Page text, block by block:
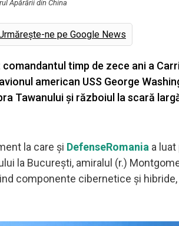
Apărării din China
ne pe Google News
timp de zece ani a
american USS George
Tawanului și războiul la scară
la care și DefenseRomania a
la București, amiralul (r.)
componente cibernetice și